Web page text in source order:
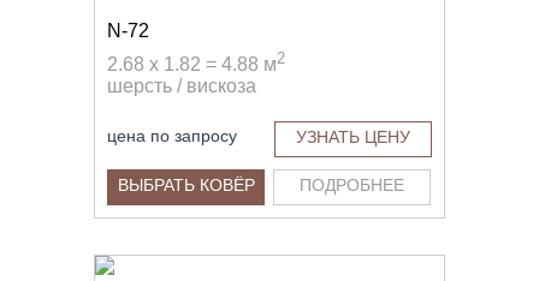
N-72
2.68 x 1.82 = 4.88 м2
шерсть / вискоза
цена по запросу УЗНАТЬ ЦЕНУ
ВЫБРАТЬ КОВЁР ПОДРОБНЕЕ